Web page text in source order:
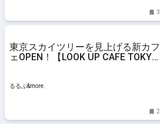
3
東京スカイツリーを見上げる新カフ
ェOPEN！【LOOK UP CAFE TOKYO
るるぶ&more.
2